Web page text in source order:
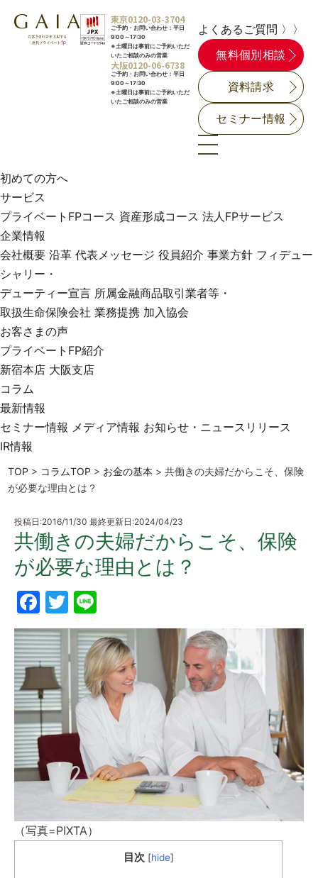
東京0120-03-3704
ご予約・お問い合わせ：平日
9:00～17:30
※土曜日は事前にご予約いただ
いたご相談のみの営業
大阪0120-06-6738
ご予約・お問い合わせ：平日
9:00～17:30
※土曜日は事前にご予約いただ
いたご相談のみの営業
よくあるご質問 〉〉
無料個別相談
資料請求
セミナー情報
初めての方へ
サービス
プライベートFPコース 資産形成コース 法人FPサービス
企業情報
会社概要 沿革 代表メッセージ 役員紹介 事業方針 フィデュー
シャリー・
デューティー宣言 所属金融商品取引業者等・
取扱生命保険会社 業務提携 加入協会
お客さまの声
プライベートFP紹介
新宿本店 大阪支店
コラム
最新情報
セミナー情報 メディア情報 お知らせ・ニュースリリース
IR情報
TOP > コラムTOP > お金の基本 >共働きの夫婦だからこそ、保険
が必要な理由とは？
投稿日:2016/11/30 最終更新日:2024/04/23
共働きの夫婦だからこそ、保険
が必要な理由とは？
Facebook
Twitter
（写真=PIXTA）
目次 [hide]